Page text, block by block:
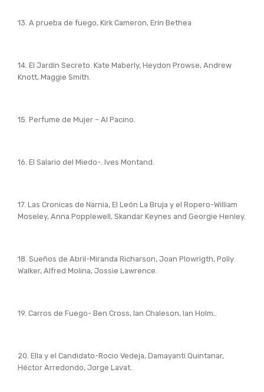
13. A prueba de fuego, Kirk Cameron, Erin Bethea
14. El Jardín Secreto. Kate Maberly, Heydon Prowse, Andrew
Knott, Maggie Smith.
15. Perfume de Mujer – Al Pacino.
16. El Salario del Miedo-. Ives Montand.
17. Las Cronicas de Narnia, El León La Bruja y el Ropero-William
Moseley, Anna Popplewell, Skandar Keynes and Georgie Henley.
18. Sueños de Abril-Miranda Richarson, Joan Plowrigth, Polly
Walker, Alfred Molina, Jossie Lawrence.
19. Carros de Fuego- Ben Cross, Ian Chaleson, Ian Holm..
20. Ella y el Candidato-Rocio Vedeja, Damayanti Quintanar,
Héctor Arredondo, Jorge Lavat..